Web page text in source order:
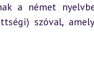
a német
szóval,